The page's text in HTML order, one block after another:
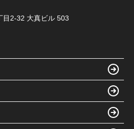
目2-32 大真ビル 503